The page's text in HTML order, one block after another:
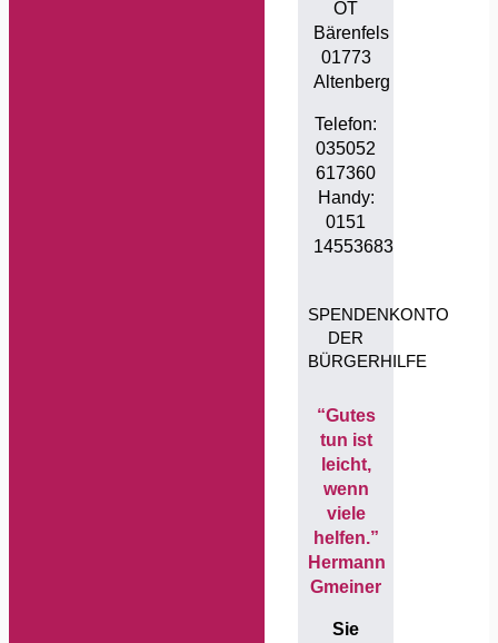
OT
Bärenfels
01773
Altenberg
Telefon:
035052
617360
Handy:
0151
14553683
SPENDENKONTO
DER
BÜRGERHILFE
“Gutes
tun ist
leicht,
wenn
viele
helfen.”
Hermann
Gmeiner
Sie